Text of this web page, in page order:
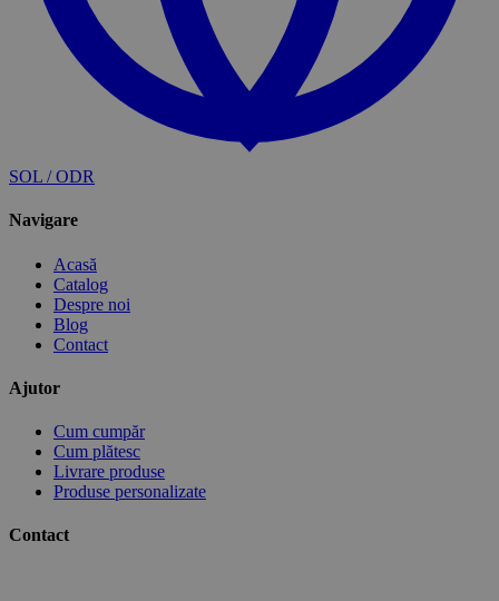
SOL / ODR
Navigare
Acasă
Catalog
Despre noi
Blog
Contact
Ajutor
Cum cumpăr
Cum plătesc
Livrare produse
Produse personalizate
Contact